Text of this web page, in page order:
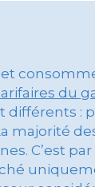
du
:
majorité
C’est